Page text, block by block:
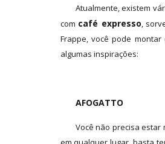
Atualmente, existem
com café expresso,
Frappe, você pode
algumas inspirações:
AFOGATTO
Você não precisa